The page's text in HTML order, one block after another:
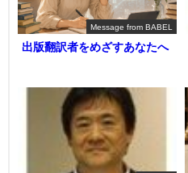
Message from BABEL
出版翻訳者をめざすあなたへ